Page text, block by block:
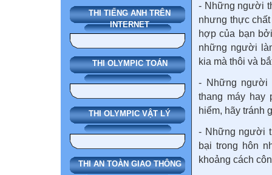
THI TIẾNG ANH TRÊN
INTERNET
THI OLYMPIC TOÁN
THI OLYMPIC VẬT LÝ
THI AN TOÀN GIAO THÔNG
- Những người
nhưng thực
hợp của bạn
những người
kia mà thôi và
- Những người
thang máy hay
hiểm, hãy tránh
- Những người
bại trong hôn
khoảng cách